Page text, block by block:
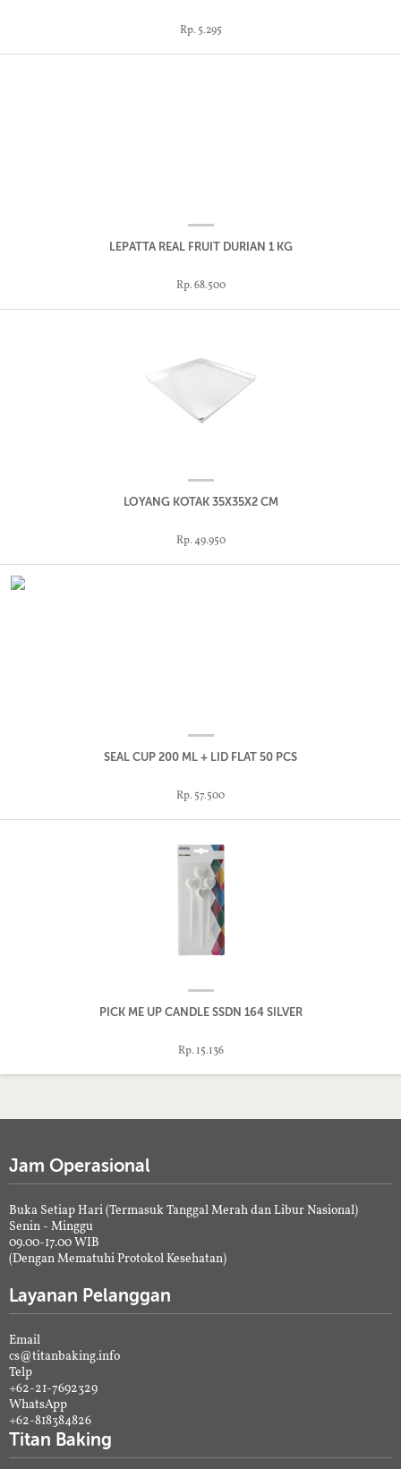
Rp. 5.295
LEPATTA REAL FRUIT DURIAN 1 KG
Rp. 68.500
LOYANG KOTAK 35X35X2 CM
Rp. 49.950
SEAL CUP 200 ML + LID FLAT 50 PCS
Rp. 57.500
PICK ME UP CANDLE SSDN 164 SILVER
Rp. 15.136
Jam Operasional
Buka Setiap Hari (Termasuk Tanggal Merah dan Libur Nasional)
Senin - Minggu
09.00-17.00 WIB
(Dengan Mematuhi Protokol Kesehatan)
Layanan Pelanggan
Email
cs@titanbaking.info
Telp
+62-21-7692329
WhatsApp
+62-818384826
Titan Baking